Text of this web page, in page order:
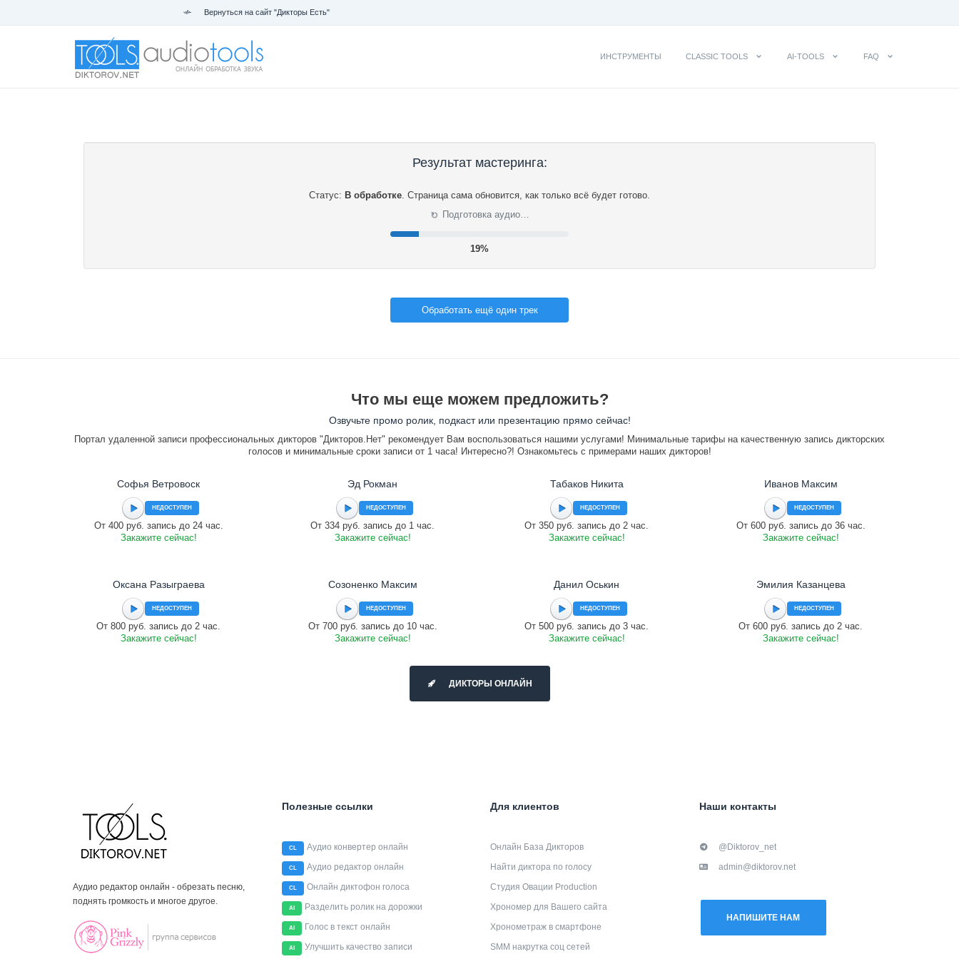
Вернуться на сайт "Дикторы Есть"
ИНСТРУМЕНТЫ CLASSIC TOOLS AI-TOOLS FAQ
Результат мастеринга:
Статус: В обработке. Страница сама обновится, как только всё будет готово.
⟳ Подготовка аудио…
20%
Обработать ещё один трек
Что мы еще можем предложить?
Озвучьте промо ролик, подкаст или презентацию прямо сейчас!
Портал удаленной записи профессиональных дикторов "Дикторов.Нет" рекомендует Вам воспользоваться нашими услугами! Минимальные тарифы на качественную запись дикторских
голосов и минимальные сроки записи от 1 часа! Интересно?! Ознакомьтесь с примерами наших дикторов!
Софья Ветровоск
НЕДОСТУПЕН
От 400 руб. запись до 24 час.
Закажите сейчас!
Эд Рокман
НЕДОСТУПЕН
От 334 руб. запись до 1 час.
Закажите сейчас!
Табаков Никита
НЕДОСТУПЕН
От 350 руб. запись до 2 час.
Закажите сейчас!
Иванов Максим
НЕДОСТУПЕН
От 600 руб. запись до 36 час.
Закажите сейчас!
Оксана Разыграева
НЕДОСТУПЕН
От 800 руб. запись до 2 час.
Закажите сейчас!
Созоненко Максим
НЕДОСТУПЕН
От 700 руб. запись до 10 час.
Закажите сейчас!
Данил Оськин
НЕДОСТУПЕН
От 500 руб. запись до 3 час.
Закажите сейчас!
Эмилия Казанцева
НЕДОСТУПЕН
От 600 руб. запись до 2 час.
Закажите сейчас!
ДИКТОРЫ ОНЛАЙН
Аудио редактор онлайн - обрезать песню,
поднять громкость и многое другое.
Полезные ссылки
CL Аудио конвертер онлайн
CL Аудио редактор онлайн
CL Онлайн диктофон голоса
AI Разделить ролик на дорожки
AI Голос в текст онлайн
AI Улучшить качество записи
Для клиентов
Онлайн База Дикторов
Найти диктора по голосу
Студия Овации Production
Хрономер для Вашего сайта
Хронометраж в смартфоне
SMM накрутка соц сетей
Наши контакты
@Diktorov_net
admin@diktorov.net
НАПИШИТЕ НАМ